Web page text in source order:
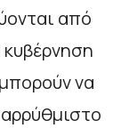
από
να